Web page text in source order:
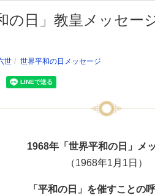
の日」教皇メッセー
世 世界平和の日メッセージ
1968年「世界平和の日」メ
（1968年1月1日）
「平和の日」を催すことの